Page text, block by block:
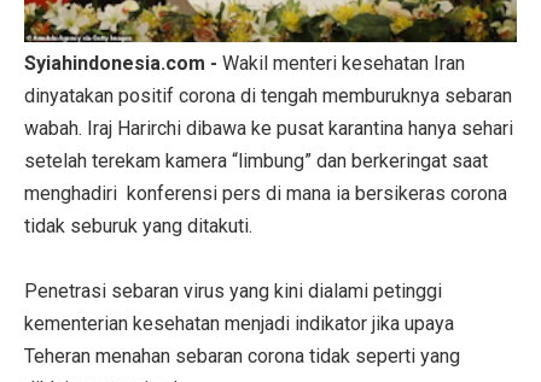
Syiahindonesia.com - Wakil menteri kesehatan Iran
dinyatakan positif corona di tengah memburuknya sebaran
wabah. Iraj Harirchi dibawa ke pusat karantina hanya sehari
setelah terekam kamera “limbung” dan berkeringat saat
menghadiri konferensi pers di mana ia bersikeras corona
tidak seburuk yang ditakuti.
Penetrasi sebaran virus yang kini dialami petinggi
kementerian kesehatan menjadi indikator jika upaya
Teheran menahan sebaran corona tidak seperti yang